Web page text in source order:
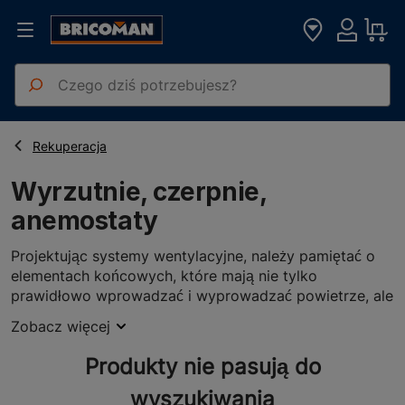
Strona główna
OZERekuperacja
Wyrzutnie, czerpnie, anemostaty
Wyrzutnie, czerpnie,
anemostaty
Projektując systemy wentylacyjne, należy pamiętać o
elementach końcowych, które mają nie tylko
prawidłowo wprowadzać i wyprowadzać powietrze, ale
do nowoczesnych przestrzeni. Zobacz, jakie wyrzutnie,
czerpnie i anemostaty znajdziesz w naszej ofercie!
Wyrzutnie, czerpnie, anemostaty –
Zobacz więcej
Produkty nie pasują do
wyszukiwania